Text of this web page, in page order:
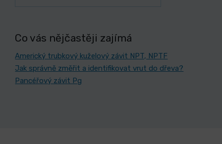
Co vás nějčastěji zajímá
Americký trubkový kuželový závit NPT, NPTF
Jak správně změřit a identifikovat vrut do dřeva?
Pancéřový závit Pg